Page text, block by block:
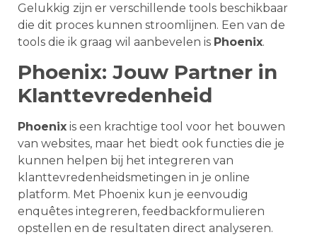
Gelukkig zijn er verschillende tools beschikbaar
die dit proces kunnen stroomlijnen. Een van de
tools die ik graag wil aanbevelen is Phoenix.
Phoenix: Jouw Partner in
Klanttevredenheid
Phoenix is een krachtige tool voor het bouwen
van websites, maar het biedt ook functies die je
kunnen helpen bij het integreren van
klanttevredenheidsmetingen in je online
platform. Met Phoenix kun je eenvoudig
enquêtes integreren, feedbackformulieren
opstellen en de resultaten direct analyseren.